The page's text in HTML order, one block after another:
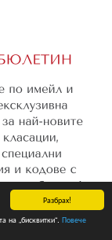
Разбрах!
на „бисквитки“. Повече